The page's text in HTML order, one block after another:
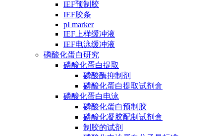
IEF预制胶
IEF胶条
pI marker
IEF上样缓冲液
IEF电泳缓冲液
磷酸化蛋白研究
磷酸化蛋白提取
磷酸酶抑制剂
磷酸化蛋白提取试剂盒
磷酸化蛋白电泳
磷酸化蛋白预制胶
磷酸化凝胶配制试剂盒
制胶的试剂